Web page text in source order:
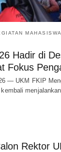
MAHASISWA
Hadir di
Fokus
— UKM FKIP
Rektor